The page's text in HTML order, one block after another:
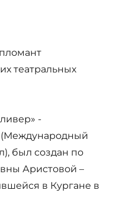
театральных
-
был создан по
Аристовой –
в Кургане в